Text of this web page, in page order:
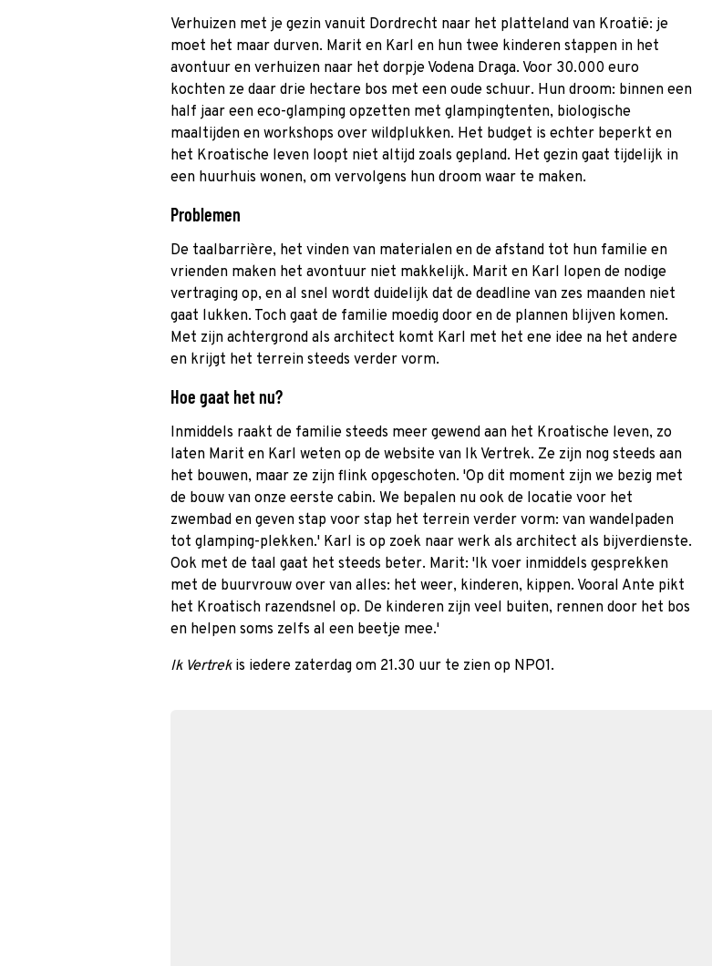
Verhuizen met je gezin vanuit Dordrecht naar het platteland van Kroatië: je
moet het maar durven. Marit en Karl en hun twee kinderen stappen in het
avontuur en verhuizen naar het dorpje Vodena Draga. Voor 30.000 euro
kochten ze daar drie hectare bos met een oude schuur. Hun droom: binnen een
half jaar een eco-glamping opzetten met glampingtenten, biologische
maaltijden en workshops over wildplukken. Het budget is echter beperkt en
het Kroatische leven loopt niet altijd zoals gepland. Het gezin gaat tijdelijk in
een huurhuis wonen, om vervolgens hun droom waar te maken.
Problemen
De taalbarrière, het vinden van materialen en de afstand tot hun familie en
vrienden maken het avontuur niet makkelijk. Marit en Karl lopen de nodige
vertraging op, en al snel wordt duidelijk dat de deadline van zes maanden niet
gaat lukken. Toch gaat de familie moedig door en de plannen blijven komen.
Met zijn achtergrond als architect komt Karl met het ene idee na het andere
en krijgt het terrein steeds verder vorm.
Hoe gaat het nu?
Inmiddels raakt de familie steeds meer gewend aan het Kroatische leven, zo
laten Marit en Karl weten op de website van Ik Vertrek. Ze zijn nog steeds aan
het bouwen, maar ze zijn flink opgeschoten. 'Op dit moment zijn we bezig met
de bouw van onze eerste cabin. We bepalen nu ook de locatie voor het
zwembad en geven stap voor stap het terrein verder vorm: van wandelpaden
tot glamping-plekken.' Karl is op zoek naar werk als architect als bijverdienste.
Ook met de taal gaat het steeds beter. Marit: 'Ik voer inmiddels gesprekken
met de buurvrouw over van alles: het weer, kinderen, kippen. Vooral Ante pikt
het Kroatisch razendsnel op. De kinderen zijn veel buiten, rennen door het bos
en helpen soms zelfs al een beetje mee.'
Ik Vertrekis iedere zaterdag om 21.30 uur te zien op NPO1.